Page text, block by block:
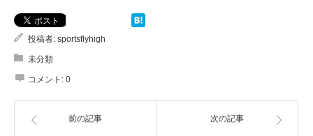
投稿者: sportsflyhigh
未分類
コメント: 0
前の記事 次の記事